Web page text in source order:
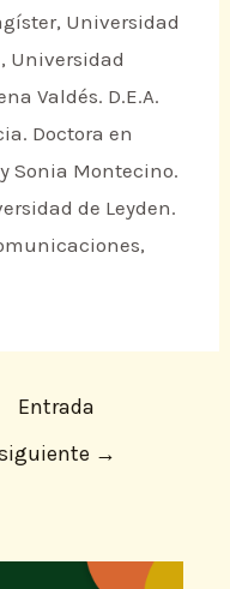
Universidad
Universidad
Valdés. D.E.A.
Doctora en
Sonia Montecino.
de Leyden.
Entrada
→